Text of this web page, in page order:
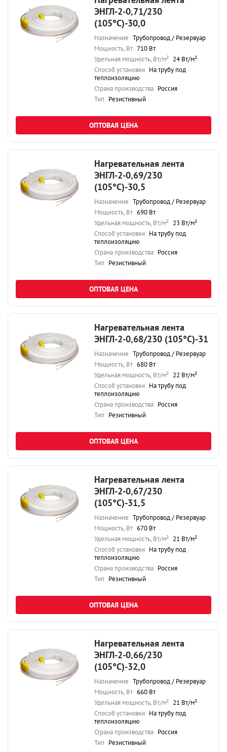
ЭНГЛ-2-0,71/230
(105°С)-30,0
Назначение Трубопровод / Резервуар
Мощность, Вт 710 Вт
Удельная мощность, Вт/м² 24 Вт/м²
Способ установки На трубу под
теплоизоляцию
Страна производства Россия
Тип Резистивный
ОПТОВАЯ ЦЕНА
Нагревательная лента
ЭНГЛ-2-0,69/230
(105°С)-30,5
Назначение Трубопровод / Резервуар
Мощность, Вт 690 Вт
Удельная мощность, Вт/м² 23 Вт/м²
Способ установки На трубу под
теплоизоляцию
Страна производства Россия
Тип Резистивный
ОПТОВАЯ ЦЕНА
Нагревательная лента
ЭНГЛ-2-0,68/230 (105°С)-31
Назначение Трубопровод / Резервуар
Мощность, Вт 680 Вт
Удельная мощность, Вт/м² 22 Вт/м²
Способ установки На трубу под
теплоизоляцию
Страна производства Россия
Тип Резистивный
ОПТОВАЯ ЦЕНА
Нагревательная лента
ЭНГЛ-2-0,67/230
(105°С)-31,5
Назначение Трубопровод / Резервуар
Мощность, Вт 670 Вт
Удельная мощность, Вт/м² 21 Вт/м²
Способ установки На трубу под
теплоизоляцию
Страна производства Россия
Тип Резистивный
ОПТОВАЯ ЦЕНА
Нагревательная лента
ЭНГЛ-2-0,66/230
(105°С)-32,0
Назначение Трубопровод / Резервуар
Мощность, Вт 660 Вт
Удельная мощность, Вт/м² 21 Вт/м²
Способ установки На трубу под
теплоизоляцию
Страна производства Россия
Тип Резистивный